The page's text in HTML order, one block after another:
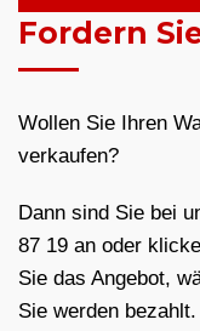
Fordern
Wollen Sie Ihren
verkaufen?
Dann sind Sie bei
87 19 an oder
Sie das Angebot,
Sie werden